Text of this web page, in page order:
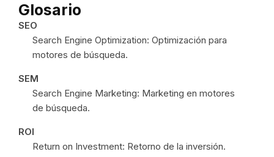
Glosario
SEO
Search Engine Optimization: Optimización para
motores de búsqueda.
SEM
Search Engine Marketing: Marketing en motores
de búsqueda.
ROI
Return on Investment: Retorno de la inversión.